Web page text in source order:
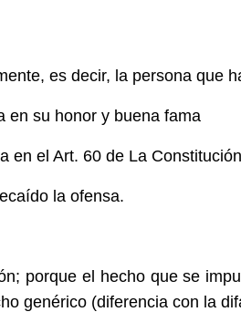
es decir, la persona que
en su honor y buena fama
en el Art. 60 de La
la ofensa.
porque el hecho que se
genérico (diferencia con la